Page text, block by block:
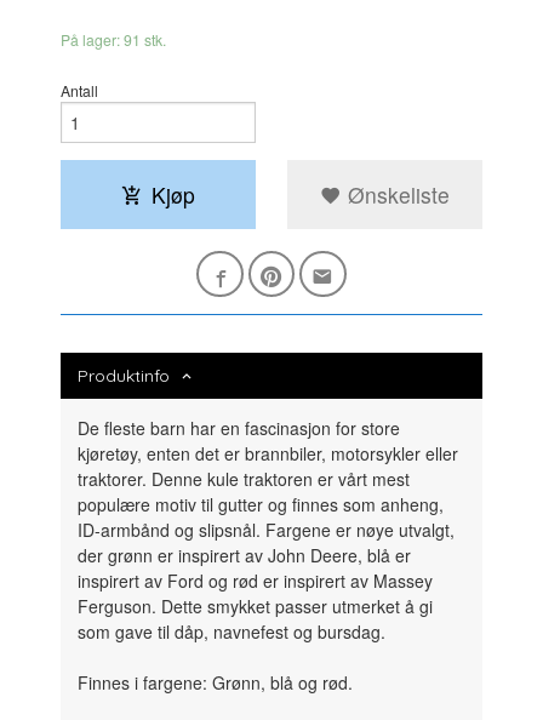
På lager: 91 stk.
Antall
Kjøp Ønskeliste
Produktinfo
De fleste barn har en fascinasjon for store
kjøretøy, enten det er brannbiler, motorsykler eller
traktorer. Denne kule traktoren er vårt mest
populære motiv til gutter og finnes som anheng,
ID-armbånd og slipsnål. Fargene er nøye utvalgt,
der grønn er inspirert av John Deere, blå er
inspirert av Ford og rød er inspirert av Massey
Ferguson. Dette smykket passer utmerket å gi
som gave til dåp, navnefest og bursdag.
Finnes i fargene: Grønn, blå og rød.